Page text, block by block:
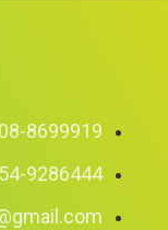
08-8699919
9286444